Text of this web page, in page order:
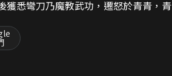
及後丁鵬成任天行作為魔教的傀儡，
他向眾正派交待自己魔教身份，不但
次出現其眼前。